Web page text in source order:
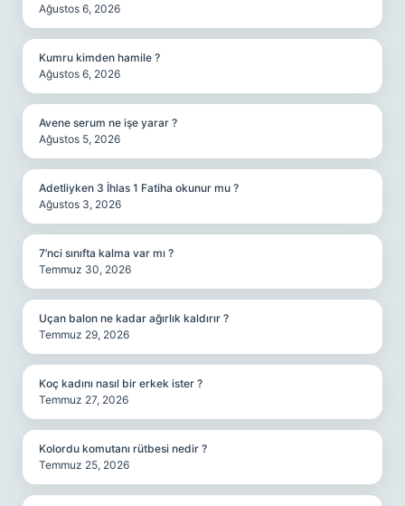
Ağustos 6, 2026
Kumru kimden hamile ?
Ağustos 6, 2026
Avene serum ne işe yarar ?
Ağustos 5, 2026
Adetliyken 3 İhlas 1 Fatiha okunur mu ?
Ağustos 3, 2026
7’nci sınıfta kalma var mı ?
Temmuz 30, 2026
Uçan balon ne kadar ağırlık kaldırır ?
Temmuz 29, 2026
Koç kadını nasıl bir erkek ister ?
Temmuz 27, 2026
Kolordu komutanı rütbesi nedir ?
Temmuz 25, 2026